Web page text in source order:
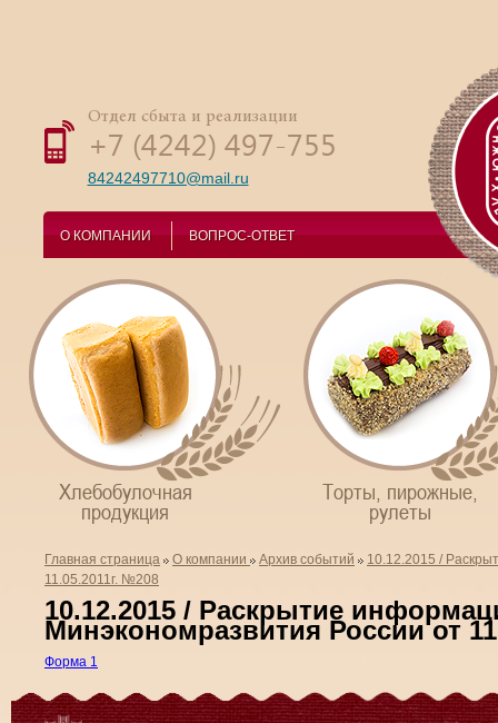
Отдел сбыта и реализации
+7 (4242) 497-755
84242497710@mail.ru
О КОМПАНИИ ВОПРОС-ОТВЕТ
Хлебобулочная
продукция
Торты, пирожные,
рулеты
Главная страница О компании Архив событий
10.12.2015 /
11.05.2011г. №208
10.12.2015 / Раскрытие
Минэкономразвития России от
Форма 1